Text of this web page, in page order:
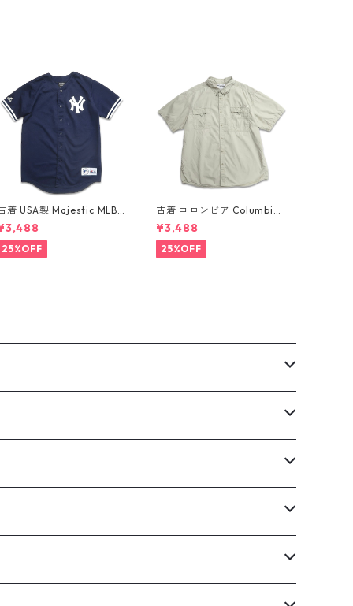
着 USA製 Majestic MLB
ューヨーク・ヤンキース
デレク ジーター ベースボー
ルシャツ ネイビー 表記：XL
w60805
25%OFF
古着 コロンビア Columbia
フィッシング 半袖シャツ グ
レー ミントグレー 表記：XX
L gd410361n w60802
¥3,488
25%OFF